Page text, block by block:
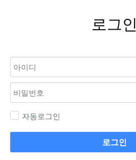
로그인
자동로그인
로그인